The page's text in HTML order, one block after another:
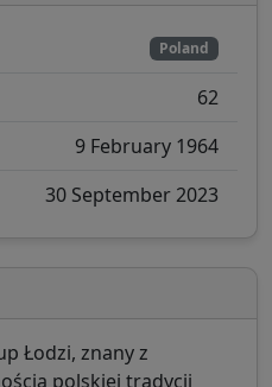
Poland
62
9 February 1964
30 September 2023
Łodzi, znany z
polskiej tradycji